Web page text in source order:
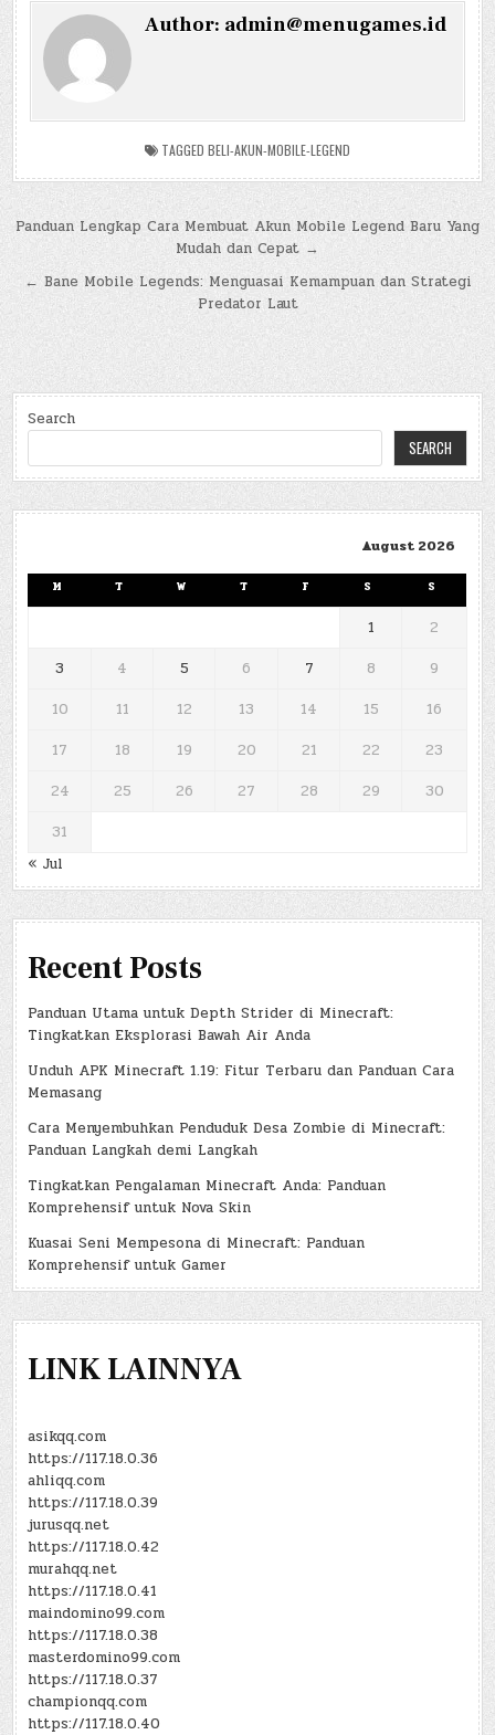
Author: admin@menugames.id
TAGGED BELI-AKUN-MOBILE-LEGEND
Post
navigation
Panduan Lengkap Cara Membuat Akun Mobile Legend Baru Yang
Mudah dan Cepat →
← Bane Mobile Legends: Menguasai Kemampuan dan Strategi
Predator Laut
Search
SEARCH
August 2026
M T W T F S S
1
2
3
4 5 6 7 8
9
10
11 12 13 14 15
16
17
18 19 20 21 22
23
24
25 26 27 28 29
30
31
« Jul
Recent Posts
Panduan Utama untuk Depth Strider di Minecraft:
Tingkatkan Eksplorasi Bawah Air Anda
Unduh APK Minecraft 1.19: Fitur Terbaru dan Panduan Cara
Memasang
Cara Menyembuhkan Penduduk Desa Zombie di Minecraft:
Panduan Langkah demi Langkah
Tingkatkan Pengalaman Minecraft Anda: Panduan
Komprehensif untuk Nova Skin
Kuasai Seni Mempesona di Minecraft: Panduan
Komprehensif untuk Gamer
LINK LAINNYA
asikqq.com
https://117.18.0.36
ahliqq.com
https://117.18.0.39
jurusqq.net
https://117.18.0.42
murahqq.net
https://117.18.0.41
maindomino99.com
https://117.18.0.38
masterdomino99.com
https://117.18.0.37
championqq.com
https://117.18.0.40